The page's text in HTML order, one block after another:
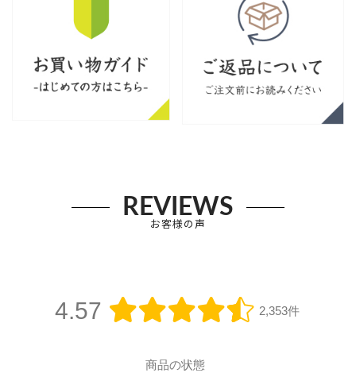
REVIEWS
お客様の声
4.57 2,353件
商品の状態